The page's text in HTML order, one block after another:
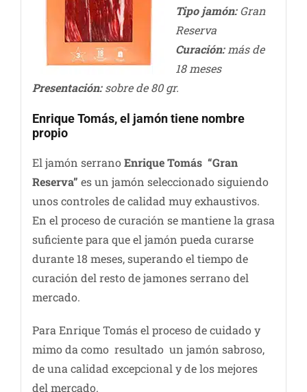
Tipo jamón:Gran
Reserva
Curación: más de
18 meses
Presentación:sobre de 80 gr.
Enrique Tomás, el jamón tiene nombre
propio
El jamón serranoEnrique Tomás “Gran
Reserva” es un jamón seleccionado siguiendo
unos controles de calidad muy exhaustivos.
En el proceso de curación se mantiene la grasa
suficiente para que el jamón pueda curarse
durante 18 meses, superando el tiempo de
curación del resto de jamones serrano del
mercado.
Para Enrique Tomás el proceso de cuidado y
mimo da como resultado un jamón sabroso,
de una calidad excepcional y de los mejores
del mercado.